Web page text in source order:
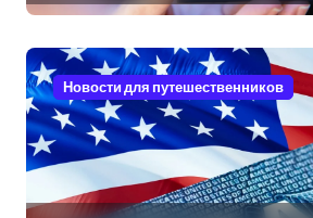
Новости для путешественников